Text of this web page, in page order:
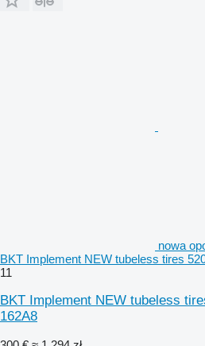
nowa
BKT Implement NEW tubeless tires
11
BKT Implement NEW tubeless
162A8